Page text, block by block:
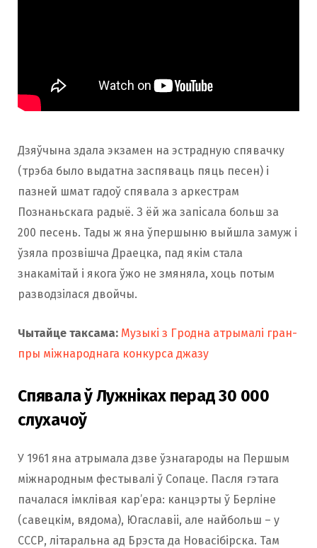
Дзяўчына здала экзамен на эстрадную спявачку
(трэба было выдатна заспяваць пяць песен) і
пазней шмат гадоў спявала з аркестрам
Познаньскага радыё. З ёй жа запісала больш за
200 песень. Тады ж яна ўпершыню выйшла замуж і
ўзяла прозвішча Драецка, пад якім стала
знакамітай і якога ўжо не змяняла, хоць потым
разводзілася двойчы.
Чытайце таксама: Музыкі з Гродна атрымалі гран-
пры міжнароднага конкурса джазу
Спявала ў Лужніках перад 30 000
слухачоў
У 1961 яна атрымала дзве ўзнагароды на Першым
міжнародным фестывалі ў Сопаце. Пасля гэтага
пачалася імклівая кар’ера: канцэрты ў Берліне
(савецкім, вядома), Югаславіі, але найбольш – у
СССР, літаральна ад Брэста да Новасібірска. Там